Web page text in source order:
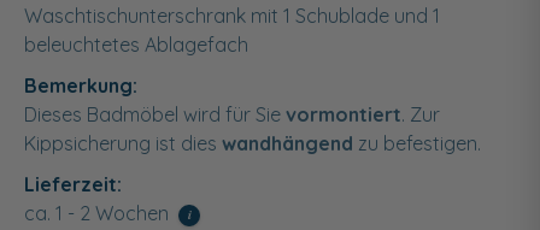
Waschtischunterschrank mit 1 Schublade und 1
beleuchtetes Ablagefach
Bemerkung:
Dieses Badmöbel wird für Sie vormontiert. Zur
Kippsicherung ist dies wandhängend zu befestigen.
Lieferzeit:
ca. 1 - 2 Wochen
i